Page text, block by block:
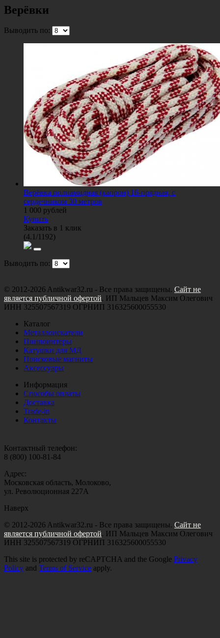
Верёвки
Выводить по:
Верёвка полиамидная (капрон) 16-прядная, с
сердечником 30 метров
1 000 рублей
Купить
Заказать в 1 клик
(4.1/1192)
Выводить по:
© 2012-2026 Antikwar32.ru - Все права защищены. Сайт не
является публичной офертой. ИП Мальцев Максим Олегович
ИНН 325507567319 ОГРНИП 316325600055530
Каталог
Металлоискатели
Пинпоинтеры
Катушки для МД
Поисковые магниты
Аксессуары
Информация
Способы оплаты
Доставка
Trade-in
Контакты
Контактный телефон:
8 (800) 100-81-84
Адрес:
Московская область, Молоково,
ул. Революционная 227А
Наверх
© 2012-2026 Antikwar32.ru - Все права защищены. Сайт не
является публичной офертой. ИП Мальцев Максим Олегович
ИНН 325507567319 ОГРНИП 316325600055530
This site is protected by reCAPTCHA and the Google Privacy
Policy and Terms of Service apply.